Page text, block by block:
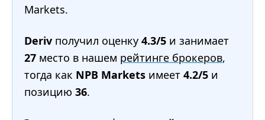
Markets.
Deriv получил оценку 4.3/5 и занимает
27 место в нашем рейтинге брокеров,
тогда как NPB Markets имеет 4.2/5 и
позицию 36.